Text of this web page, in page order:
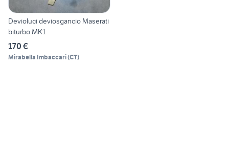
Devioluci deviosgancio Maserati
biturbo MK1
170 €
Mirabella Imbaccari(CT)